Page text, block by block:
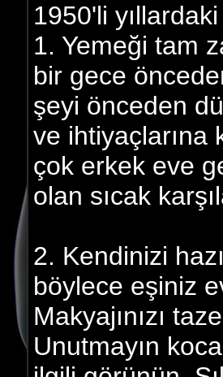
1950'li
1. Yemeği tam
bir gece
şeyi önceden
ve ihtiyaçlarına
çok erkek eve
olan sıcak
2. Kendinizi
böylece eşiniz
Makyajınızı
Unutmayın